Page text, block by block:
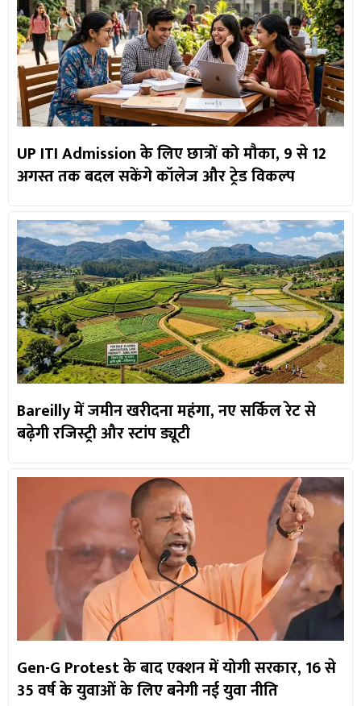
UP ITI Admission के लिए छात्रों को मौका, 9 से 12
अगस्त तक बदल सकेंगे कॉलेज और ट्रेड विकल्प
Bareilly में जमीन खरीदना महंगा, नए सर्किल रेट से
बढ़ेगी रजिस्ट्री और स्टांप ड्यूटी
Gen-G Protest के बाद एक्शन में योगी सरकार, 16 से
35 वर्ष के युवाओं के लिए बनेगी नई युवा नीति